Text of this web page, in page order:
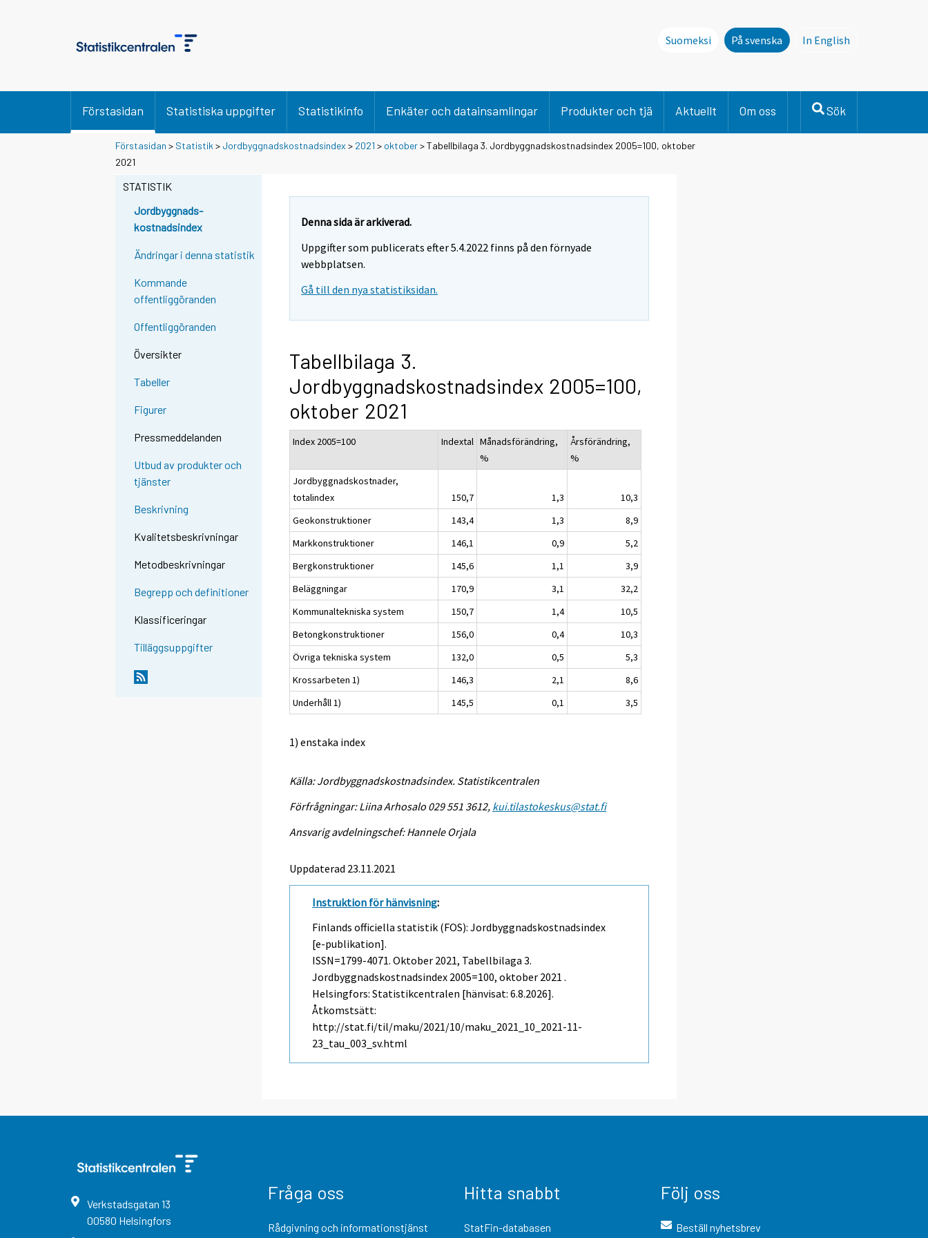
Suomeksi På svenska
In English
Förstasidan Statistiska uppgifter Statistikinfo Enkäter och datainsamlingar Produkter och tjä Aktuellt Om oss Sök
Förstasidan > Statistik > Jordbyggnadskostnadsindex > 2021 > oktober> Tabellbilaga 3. Jordbyggnadskostnadsindex 2005=100, oktober
2021
STATISTIK
Jordbyggnads-
kostnadsindex
Ändringar i denna statistik
Kommande
offentliggöranden
Offentliggöranden
Översikter
Tabeller
Figurer
Pressmeddelanden
Utbud av produkter och
tjänster
Beskrivning
Kvalitetsbeskrivningar
Metodbeskrivningar
Begrepp och definitioner
Klassificeringar
Tilläggsuppgifter
Denna sida är arkiverad.
Uppgifter som publicerats efter 5.4.2022 finns på den förnyade
webbplatsen.
Gå till den nya statistiksidan.
Tabellbilaga 3.
Jordbyggnadskostnadsindex 2005=100,
oktober 2021
Index 2005=100 Indextal Månadsförändring,
%
Årsförändring,
%
Jordbyggnadskostnader,
totalindex
150,7 1,3
10,3
Geokonstruktioner
143,4 1,3
8,9
Markkonstruktioner
146,1 0,9
5,2
Bergkonstruktioner
145,6 1,1
3,9
Beläggningar
170,9 3,1
32,2
Kommunaltekniska system
150,7 1,4
10,5
Betongkonstruktioner
156,0 0,4
10,3
Övriga tekniska system
132,0 0,5
5,3
Krossarbeten 1)
146,3 2,1
8,6
Underhåll 1)
145,5 0,1 3,5
1) enstaka index
Källa: Jordbyggnadskostnadsindex. Statistikcentralen
Förfrågningar: Liina Arhosalo 029 551 3612, kui.tilastokeskus@stat.fi
Ansvarig avdelningschef: Hannele Orjala
Uppdaterad 23.11.2021
Instruktion för hänvisning:
Finlands officiella statistik (FOS): Jordbyggnadskostnadsindex
[e-publikation].
ISSN=1799-4071.Oktober 2021, Tabellbilaga 3.
Jordbyggnadskostnadsindex 2005=100, oktober 2021 .
Helsingfors: Statistikcentralen [hänvisat: 6.8.2026].
Åtkomstsätt:
http://stat.fi/til/maku/2021/10/maku_2021_10_2021-11-
23_tau_003_sv.html
Verkstadsgatan 13
00580 Helsingfors
Fråga oss
Rådgivning och informationstjänst
Hitta snabbt
StatFin-databasen
Följ oss
Beställ nyhetsbrev